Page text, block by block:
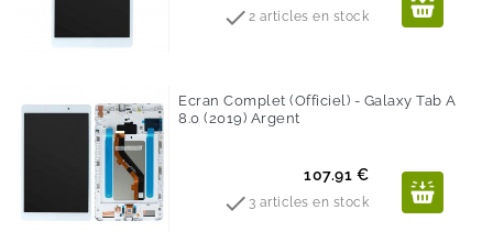
 2 articles en stock
Ecran Complet (Officiel) - Galaxy Tab A
8.0 (2019) Argent
Prix
107.91 €
 3 articles en stock